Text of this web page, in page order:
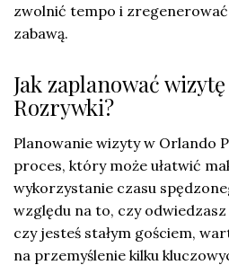
zwolnić tempo i zregenerować
zabawą.
Jak zaplanować
Rozrywki?
Planowanie wizyty w Orlando
proces, który może ułatwić
wykorzystanie czasu
względu na to, czy
czy jesteś stałym gościem,
na przemyślenie kilku